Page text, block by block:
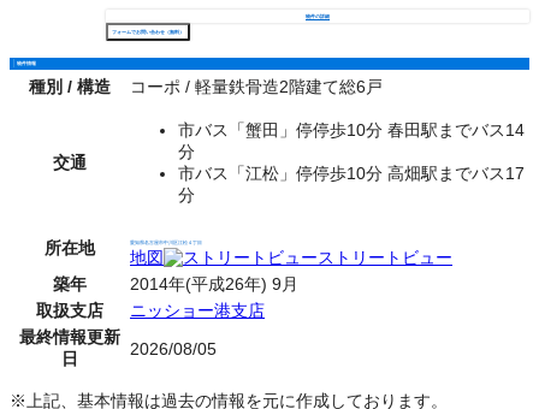
物件の詳細
フォームでお問い合わせ（無料）
物件情報
種別 / 構造 コーポ / 軽量鉄骨造2階建て総6戸
交通
市バス「蟹田」停停歩10分 春田駅までバス14
分
市バス「江松」停停歩10分 高畑駅までバス17
分
所在地 愛知県名古屋市中川区江松４丁目
地図
ストリートビュー
築年
2014年(平成26年) 9月
取扱支店
ニッショー港支店
最終情報更新
日
2026/08/05
※上記、基本情報は過去の情報を元に作成しております。